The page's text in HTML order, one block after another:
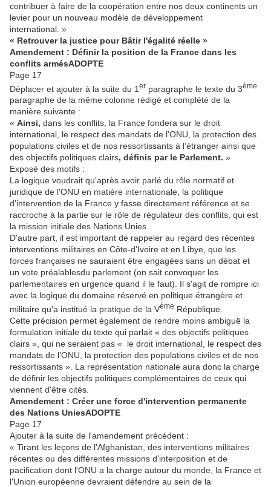
contribuer à faire de la coopération entre nos deux continents un
levier pour un nouveau modèle de développement
international. »
« Retrouver la justice pour Bâtir l'égalité réelle »
Amendement : Définir la position de la France dans les
conflits armésADOPTE
Page 17
Déplacer et ajouter à la suite du 1 er paragraphe le texte du 3ème
paragraphe de la même colonne rédigé et complété de la
manière suivante :
« Ainsi, dans les conflits, la France fondera sur le droit
international, le respect des mandats de l’ONU, la protection des
populations civiles et de nos ressortissants à l’étranger ainsi que
des objectifs politiques clairs, définis par le Parlement. »
Exposé des motifs :
La logique voudrait qu'après avoir parlé du rôle normatif et
juridique de l'ONU en matière internationale, la politique
d'intervention de la France y fasse directement référence et se
raccroche à la partie sur le rôle de régulateur des conflits, qui est
la mission initiale des Nations Unies.
D'autre part, il est important de rappeler au regard des récentes
interventions militaires en Côte-d'Ivoire et en Libye, que les
forces françaises ne sauraient être engagées sans un débat et
un vote préalablesdu parlement (on sait convoquer les
parlementaires en urgence quand il le faut). Il s'agit de rompre ici
avec la logique du domaine réservé en politique étrangère et
militaire qu'a institué la pratique de la Vème République.
Cette précision permet également de rendre moins ambiguë la
formulation initiale du texte qui parlait « des objectifs politiques
clairs », qui ne seraient pas « le droit international, le respect des
mandats de l’ONU, la protection des populations civiles et de nos
ressortissants ». La représentation nationale aura donc la charge
de définir les objectifs politiques complémentaires de ceux qui
viennent d'être cités.
Amendement : Créer une force d'intervention permanente
des Nations UniesADOPTE
Page 17
Ajouter à la suite de l'amendement précédent :
« Tirant les leçons de l'Afghanistan, des interventions militaires
récentes ou des différentes missions d'interposition et de
pacification dont l'ONU a la charge autour du monde, la France et
l'Union européenne devraient défendre au sein de la